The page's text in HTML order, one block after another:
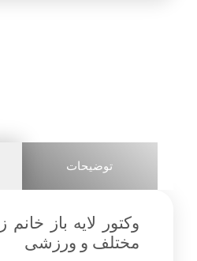
توضیحات
وکتور لایه باز خانم
مختلف و ورزشی